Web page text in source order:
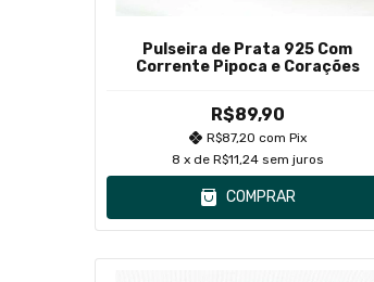
Pulseira de Prata 925 Com
Corrente Pipoca e Corações
R$89,90
R$87,20 com Pix
8 x de R$11,24 sem juros
COMPRAR